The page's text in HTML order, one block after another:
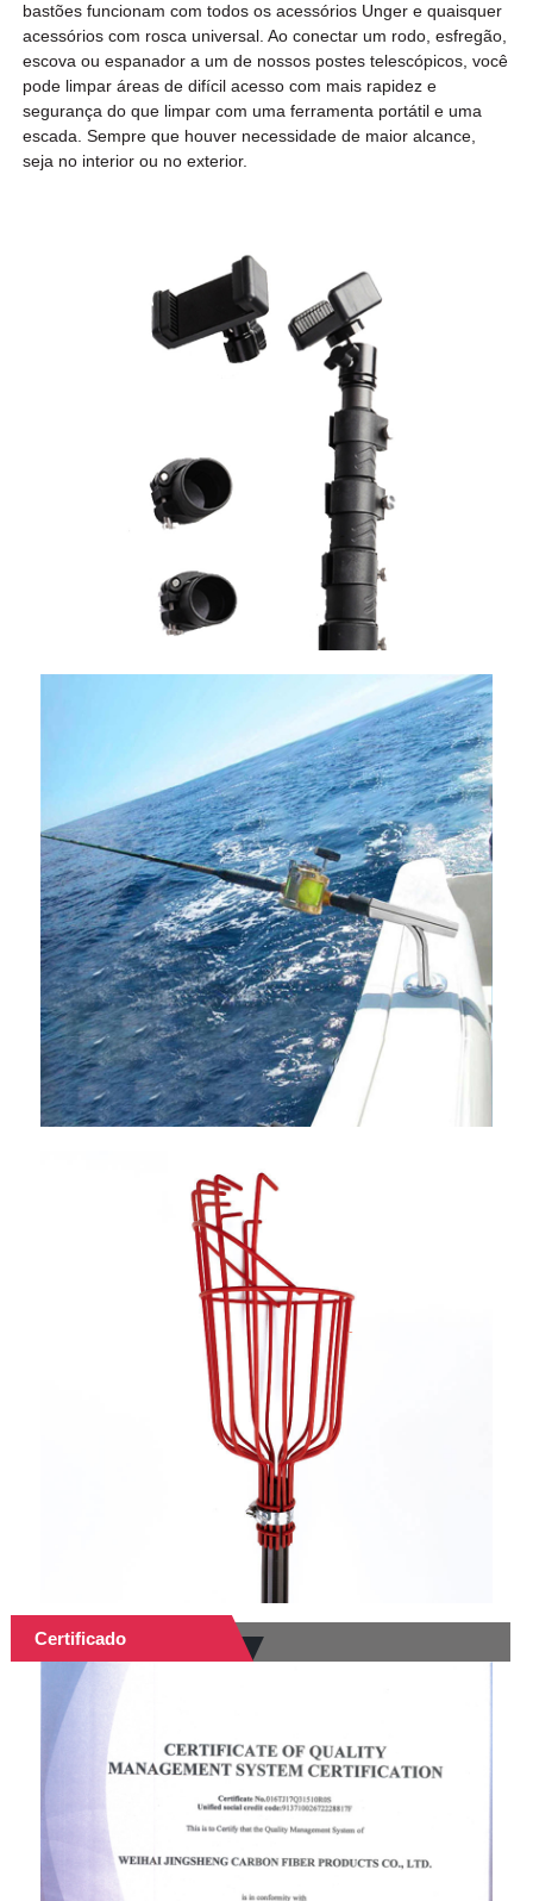
bastões funcionam com todos os acessórios Unger e quaisquer
acessórios com rosca universal. Ao conectar um rodo, esfregão,
escova ou espanador a um de nossos postes telescópicos, você
pode limpar áreas de difícil acesso com mais rapidez e
segurança do que limpar com uma ferramenta portátil e uma
escada. Sempre que houver necessidade de maior alcance,
seja no interior ou no exterior.
Certificado